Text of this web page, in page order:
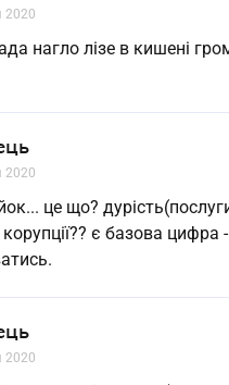
2020
нагло лізе в кишені
2020
це що?
є базова цифра
2020